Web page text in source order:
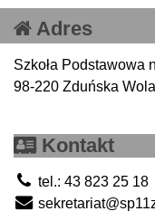
Adres
Szkoła Podstawowa
98-220 Zduńska
Kontakt
tel.: 43 823 25 18